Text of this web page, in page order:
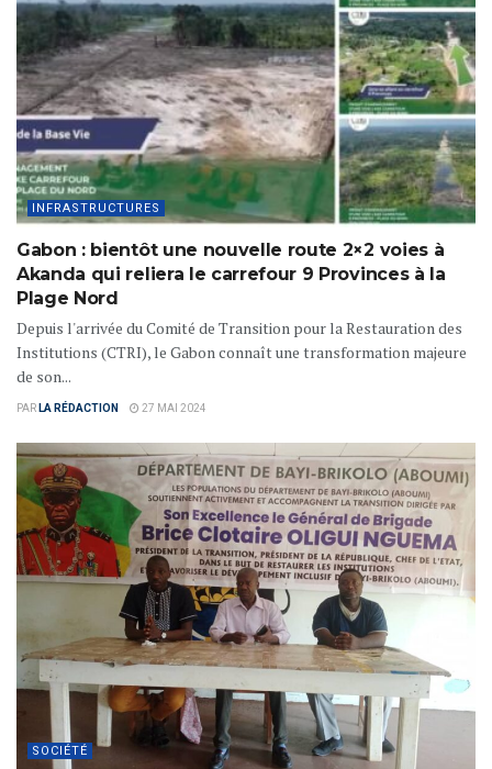
INFRASTRUCTURES
Gabon : bientôt une nouvelle route 2×2 voies à
Akanda qui reliera le carrefour 9 Provinces à la
Plage Nord
Depuis l'arrivée du Comité de Transition pour la Restauration des
Institutions (CTRI), le Gabon connaît une transformation majeure
de son...
PAR LA RÉDACTION 27 MAI 2024
SOCIÉTÉ